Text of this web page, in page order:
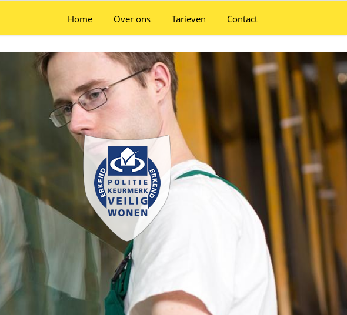
Home Over ons Tarieven Contact